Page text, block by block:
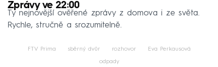
Zprávy ve 22:00
Ty nejnovější ověřené zprávy z domova i ze světa.
Rychle, stručně a srozumitelně.
FTV Prima sběrný dvůr rozhovor Eva Perkausová
odpady